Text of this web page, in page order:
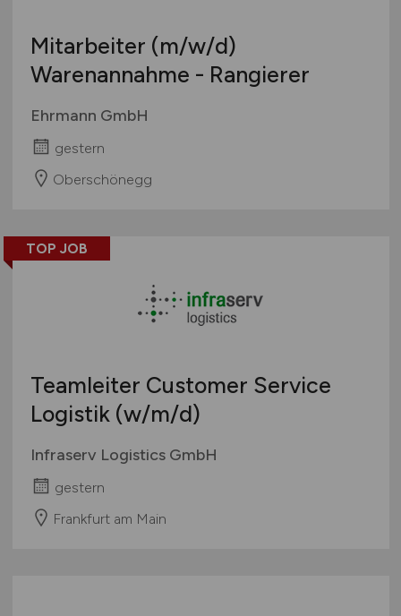
Mitarbeiter (m/w/d)
Warenannahme - Rangierer
Ehrmann GmbH
gestern
Oberschönegg
TOP JOB
Teamleiter Customer Service
Logistik (w/m/d)
Infraserv Logistics GmbH
gestern
Frankfurt am Main